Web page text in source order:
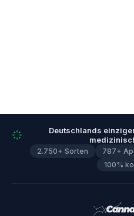
Deutschlands
2.750+ Sorten 787+
100%